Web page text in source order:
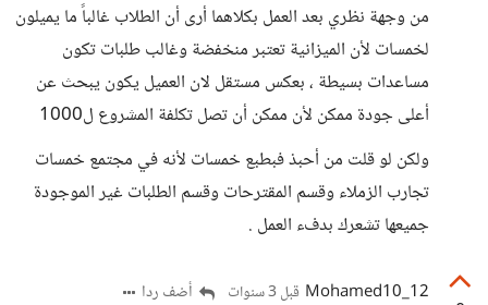
من وجهة نظري بعد العمل بكلاهما أرى أن الطلاب غالباً ما يميلون
لخمسات لأن الميزانية تعتبر منخفضة وغالب طلبات تكون
مساعدات بسيطة ، بعكس مستقل لان العميل يكون يبحث عن
أعلى جودة ممكن لأن ممكن أن تصل تكلفة المشروع ل1000
ولكن لو قلت من أحبذ فبطبع خمسات لأنه في مجتمع خمسات
تجارب الزملاء وقسم المقترحات وقسم الطلبات غير الموجودة
جميعها تشعرك بدفء العمل .
Mohamed10_12 قبل 3 سنوات أضف ردا